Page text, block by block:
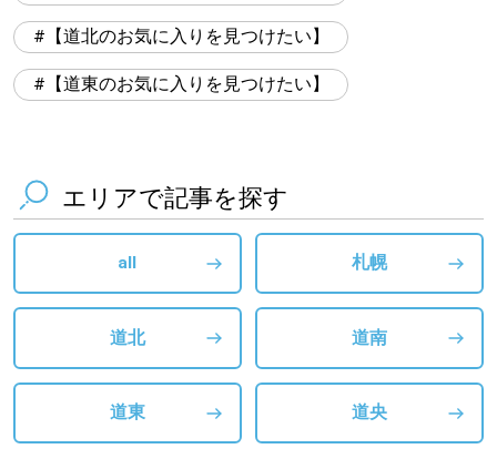
【道北のお気に入りを見つけたい】
【道東のお気に入りを見つけたい】
エリアで記事を探す
all 札幌
道北 道南
道東 道央